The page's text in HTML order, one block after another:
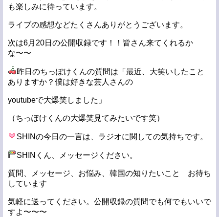
も楽しみに待っています。
ライブの感想などたくさんありがとうございます。
次は6月20日の公開収録です！！皆さん来てくれるか
な〜〜
昨日のちっぽけくんの質問は「最近、大笑いしたこと
ありますか？僕は好きな芸人さんの
youtubeで大爆笑しました」
（ちっぽけくんの大爆笑見てみたいです笑）
SHINの今日の一言は、ラジオに関しての気持ちです。
SHINくん、メッセージください。
質問、メッセージ、お悩み、韓国の知りたいこと お待ち
しています
気軽に送ってください。公開収録の質問でも何でもいいで
すよ〜〜〜